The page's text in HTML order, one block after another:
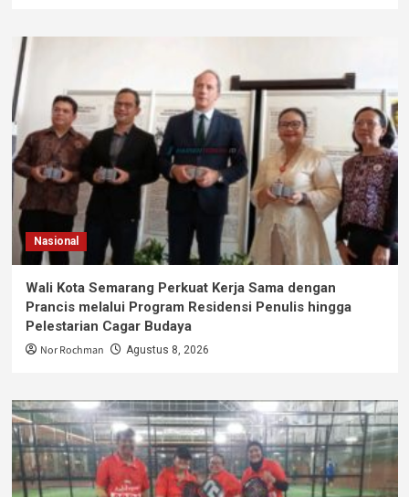
Nasional
Wali Kota Semarang Perkuat Kerja Sama dengan
Prancis melalui Program Residensi Penulis hingga
Pelestarian Cagar Budaya
Nor Rochman Agustus 8, 2026